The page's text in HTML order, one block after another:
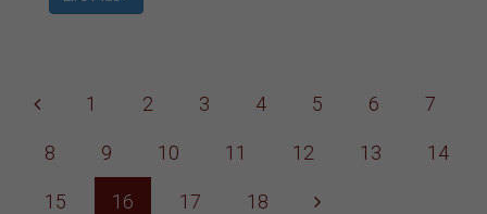
1 2 3 4 5 6 7
8 9 10 11 12 13 14
15 16 17 18